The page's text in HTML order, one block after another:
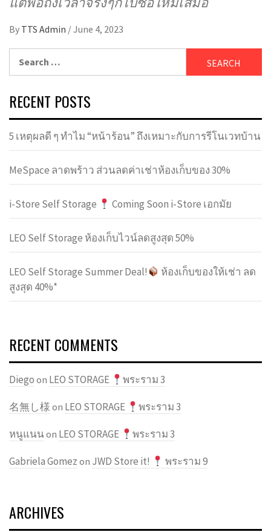
By TTS Admin /June 4, 2023
for:
RECENT POSTS
5 เหตุผลดี ๆ ทำไม “หน้าร้อน” ถึงเหมาะกับการรีโนเวทบ้าน
MeSpace ลาดพร้าว ส่วนลดค่าเช่าห้องเก็บของ 30%
i-Store Self Storage Coming Soon i-Store เอกมัย
LEO Self Storage ห้องเก็บไวน์ลดสูงสุด 50%
LEO Self Storage Summer Deal!
ห้องเก็บของให้เช่า ลด
สูงสุด 40%*
RECENT COMMENTS
Diego on LEO STORAGE พระราม 3
名無し様 on LEO STORAGE พระราม 3
หนูแนน on LEO STORAGE พระราม 3
Gabriela Gomez on JWD Store it! พระราม 9
ARCHIVES